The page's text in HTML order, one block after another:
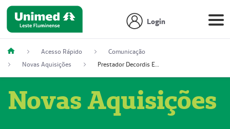
Login
Acesso Rápido
Comunicação
Novas Aquisições
Prestador Decordis Exames Cardiológicos LTDA (51004346-0)
Novas Aquisições